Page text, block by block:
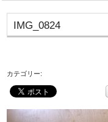
IMG_0824
カテゴリー: